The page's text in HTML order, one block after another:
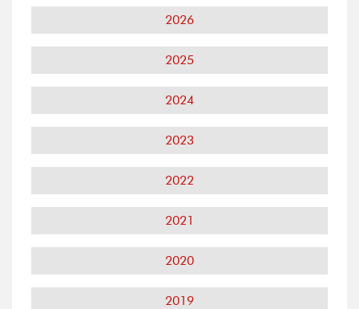
2026
2025
2024
2023
2022
2021
2020
2019